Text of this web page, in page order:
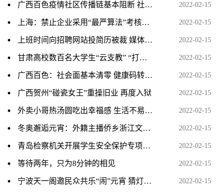
广西百色疫情社区传播链基本阻断 社会面基本实现清零 2022-02-15
上海：禁止企业采用“最严算法”考核、遏制“以罚代管” 2022-02-15
上班时间向招聘网站投简历被裁 媒体：职场数字化管理别 2022-02-15
甘肃高校数百名大学生“云支教” “打卡”互动零距离育人 2022-02-15
广西百色：社会面基本清零 健康码转码工作有序开展 2022-02-15
广西贺州“碰瓷女王”重操旧业 再度入狱 2022-02-15
外卖小哥热汤圆吃出幸福感 生活不易愿被社会温柔以待 2022-02-15
冬奥邂逅元宵：外籍主播侨乡浙江文成“闹元宵” 2022-02-15
青岛检察机关开展学生安全保护专项监督活动 2022-02-15
等待两年，只为8分钟的相见 2022-02-15
宁波天一阁邀民众共乐“闹”元宵 猜灯谜等传统民俗受热捧 2022-02-15